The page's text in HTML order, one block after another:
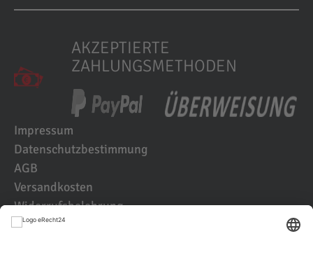
AKZEPTIERTE
ZAHLUNGSMETHODEN
Impressum
Datenschutzbestimmung
AGB
Versandkosten
Widerrufsbelehrung
Kundenbewertungen